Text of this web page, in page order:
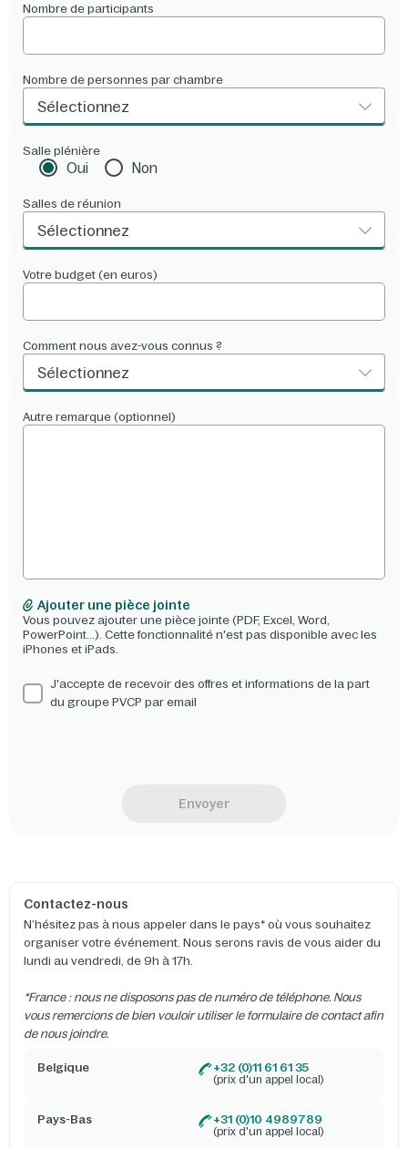
Nombre de participants
Nombre de personnes par chambre
Sélectionnez
Salle plénière
Oui Non
Salles de réunion
Sélectionnez
Votre budget (en euros)
Comment nous avez-vous connus ?
Sélectionnez
Autre remarque (optionnel)
Ajouter une pièce jointe
Vous pouvez ajouter une pièce jointe (PDF, Excel, Word,
PowerPoint...). Cette fonctionnalité n'est pas disponible avec les
iPhones et iPads.
J'accepte de recevoir des offres et informations de la part
du groupe PVCP par email
Envoyer
Contactez-nous
N’hésitez pas à nous appeler dans le pays* où vous souhaitez
organiser votre événement. Nous serons ravis de vous aider du
lundi au vendredi, de 9h à 17h.
*France : nous ne disposons pas de numéro de téléphone. Nous
vous remercions de bien vouloir utiliser le formulaire de contact afin
de nous joindre.
Belgique +32 (0)11 61 61 35
(prix d'un appel local)
Pays-Bas +31 (0)10 4989789
(prix d'un appel local)